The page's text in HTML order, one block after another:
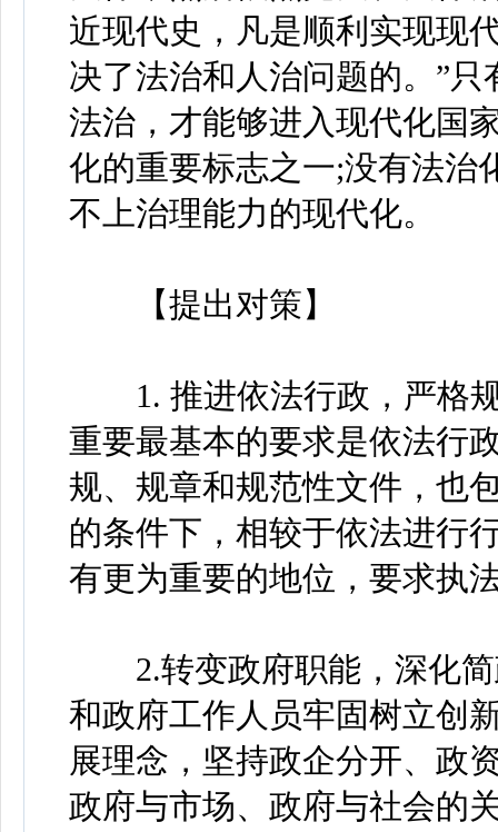
近现代史，凡是顺利实现现
决了法治和人治问题的。”
法治，才能够进入现代化国
化的重要标志之一;没有法治
不上治理能力的现代化。
【提出对策】
1. 推进依法行政，严格规
重要最基本的要求是依法行
规、规章和规范性文件，也
的条件下，相较于依法进行
有更为重要的地位，要求执
2.转变政府职能，深化简
和政府工作人员牢固树立创
展理念，坚持政企分开、政
政府与市场、政府与社会的